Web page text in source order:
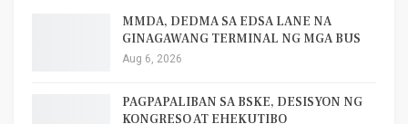
MMDA, DEDMA SA EDSA LANE NA
GINAGAWANG TERMINAL NG MGA BUS
Aug 6, 2026
PAGPAPALIBAN SA BSKE, DESISYON NG
KONGRESO AT EHEKUTIBO